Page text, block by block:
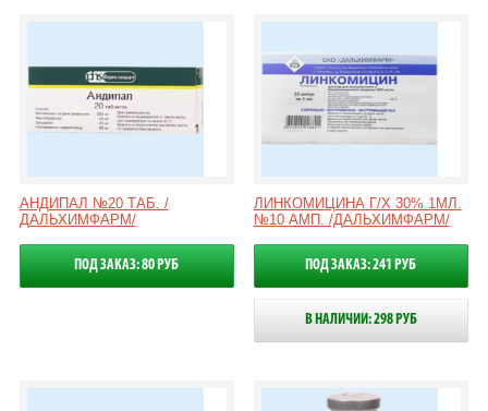
АНДИПАЛ №20 ТАБ. /
ДАЛЬХИМФАРМ/
ПОД ЗАКАЗ: 80 РУБ
ЛИНКОМИЦИНА Г/Х 30% 1МЛ.
№10 АМП. /ДАЛЬХИМФАРМ/
ПОД ЗАКАЗ: 241 РУБ
В НАЛИЧИИ: 298 РУБ